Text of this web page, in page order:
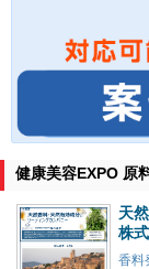
健康美容EXPO 原
天
株
香料